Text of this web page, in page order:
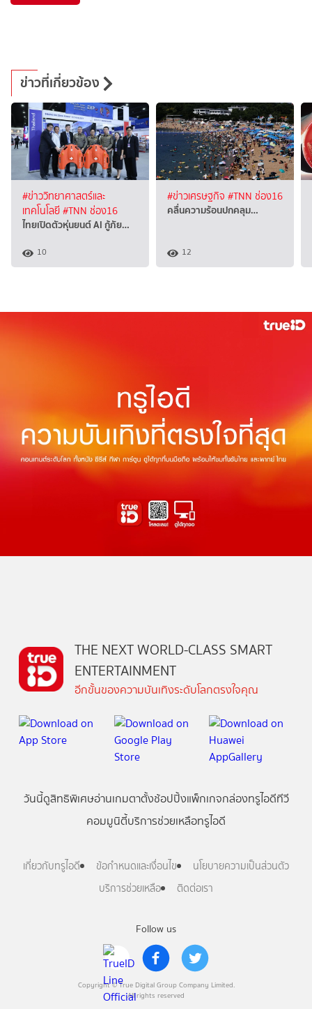
ข่าวที่เกี่ยวข้อง
#ข่าววิทยาศาสตร์และ
เทคโนโลยี#TNN ช่อง16
ไทยเปิดตัวหุ่นยนต์ AI กู้ภัย…
10
#ข่าวเศรษฐกิจ #TNN ช่อง16
คลื่นความร้อนปกคลุม…
12
Follow us
Copyright © True Digital Group Company Limited.
All rights reserved
THE NEXT WORLD-CLASS SMART
ENTERTAINMENT
อีกขั้นของความบันเทิงระดับโลกตรงใจคุณ
วันนี้ดูสิทธิพิเศษอ่านเกมตาตั้งช้อปปิ้งแพ็กเกจกล่องทรูไอดีทีวี
คอมมูนิตี้บริการช่วยเหลือทรูไอดี
เกี่ยวกับทรูไอดี ข้อกำหนดและเงื่อนไข
นโยบายความเป็นส่วนตัว
บริการช่วยเหลือ
ติดต่อเรา